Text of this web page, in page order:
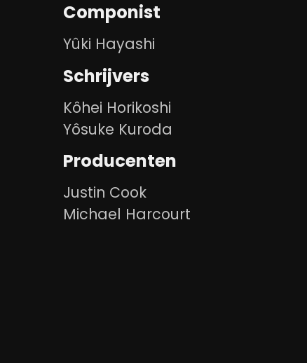
Componist
Yûki Hayashi
Schrijvers
Kôhei Horikoshi
Yôsuke Kuroda
Producenten
Justin Cook
Michael Harcourt